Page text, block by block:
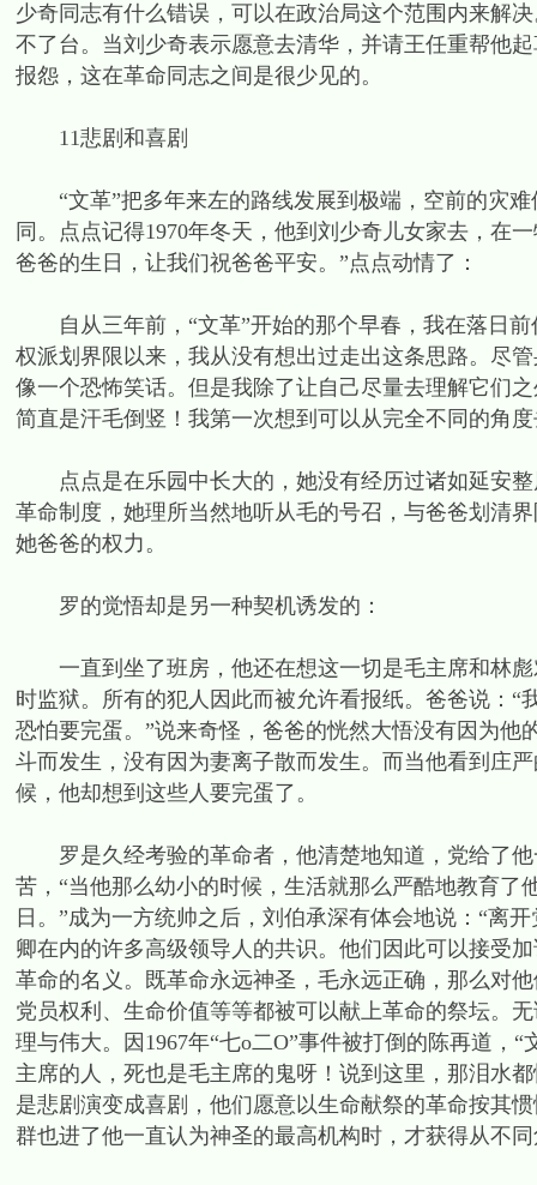
少奇同志有什么错误，可以在政治局这个范围内来解
不了台。当刘少奇表示愿意去清华，并请王任重帮他
报怨，这在革命同志之间是很少见的。
11悲剧和喜剧
“文革”把多年来左的路线发展到极端，空前的灾难
同。点点记得1970年冬天，他到刘少奇儿女家去，在
爸爸的生日，让我们祝爸爸平安。”点点动情了：
自从三年前，“文革”开始的那个早春，我在落日前
权派划界限以来，我从没有想出过走出这条思路。尽
像一个恐怖笑话。但是我除了让自己尽量去理解它们
简直是汗毛倒竖！我第一次想到可以从完全不同的角
点点是在乐园中长大的，她没有经历过诸如延安整
革命制度，她理所当然地听从毛的号召，与爸爸划清
她爸爸的权力。
罗的觉悟却是另一种契机诱发的：
一直到坐了班房，他还在想这一切是毛主席和林彪
时监狱。所有的犯人因此而被允许看报纸。爸爸说：
恐怕要完蛋。”说来奇怪，爸爸的恍然大悟没有因为
斗而发生，没有因为妻离子散而发生。而当他看到庄
候，他却想到这些人要完蛋了。
罗是久经考验的革命者，他清楚地知道，党给了他
苦，“当他那么幼小的时候，生活就那么严酷地教育
日。”成为一方统帅之后，刘伯承深有体会地说：“离
卿在内的许多高级领导人的共识。他们因此可以接受
革命的名义。既革命永远神圣，毛永远正确，那么对
党员权利、生命价值等等都被可以献上革命的祭坛。
理与伟大。因1967年“七o二O”事件被打倒的陈再道，
主席的人，死也是毛主席的鬼呀！说到这里，那泪水
是悲剧演变成喜剧，他们愿意以生命献祭的革命按其
群也进了他一直认为神圣的最高机构时，才获得从不